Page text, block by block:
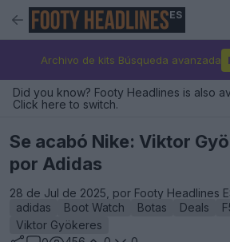
ES
Archivo de kits Búsqueda avanzada
Did you know? Footy Headlines is also
Click here to switch.
Se acabó Nike: Viktor
por Adidas
28 de Jul de 2025, por Footy Headlines
adidas
Boot Watch Botas Deals
Viktor Gyökeres